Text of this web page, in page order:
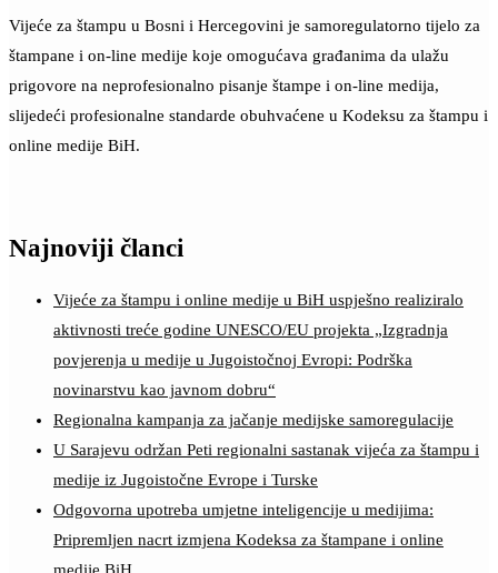
Vijeće za štampu u Bosni i Hercegovini je samoregulatorno tijelo za
štampane i on-line medije koje omogućava građanima da ulažu
prigovore na neprofesionalno pisanje štampe i on-line medija,
slijedeći profesionalne standarde obuhvaćene u Kodeksu za štampu i
online medije BiH.
Najnoviji članci
Vijeće za štampu i online medije u BiH uspješno realiziralo
aktivnosti treće godine UNESCO/EU projekta „Izgradnja
povjerenja u medije u Jugoistočnoj Evropi: Podrška
novinarstvu kao javnom dobru“
Regionalna kampanja za jačanje medijske samoregulacije
U Sarajevu održan Peti regionalni sastanak vijeća za štampu i
medije iz Jugoistočne Evrope i Turske
Odgovorna upotreba umjetne inteligencije u medijima:
Pripremljen nacrt izmjena Kodeksa za štampane i online